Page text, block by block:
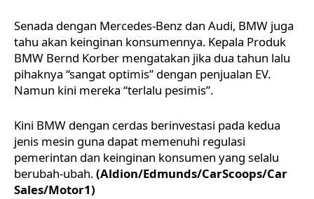
Senada dengan Mercedes-Benz dan Audi, BMW juga
tahu akan keinginan konsumennya. Kepala Produk
BMW Bernd Korber mengatakan jika dua tahun lalu
pihaknya “sangat optimis” dengan penjualan EV.
Namun kini mereka “terlalu pesimis”.
Kini BMW dengan cerdas berinvestasi pada kedua
jenis mesin guna dapat memenuhi regulasi
pemerintan dan keinginan konsumen yang selalu
berubah-ubah.(Aldion/Edmunds/CarScoops/Car
Sales/Motor1)